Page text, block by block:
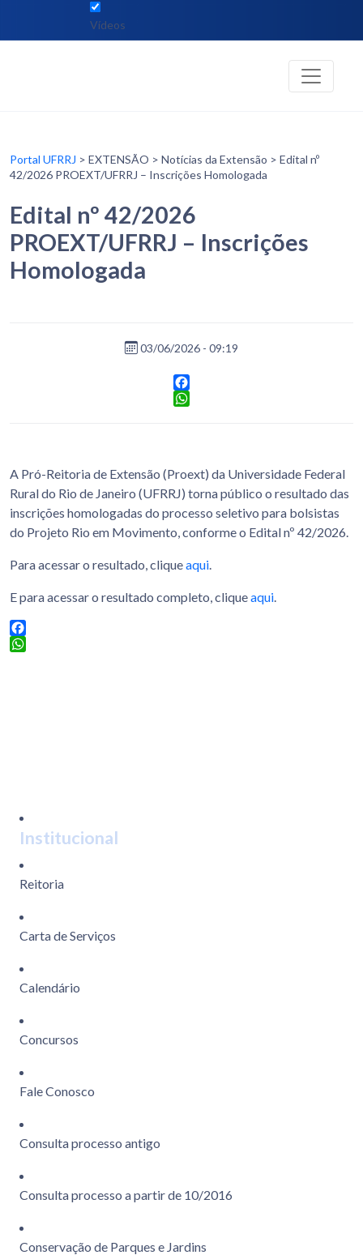
Vídeos
Portal UFRRJ > EXTENSÃO > Notícias da Extensão > Edital nº
42/2026 PROEXT/UFRRJ – Inscrições Homologada
Edital nº 42/2026
PROEXT/UFRRJ – Inscrições
Homologada
03/06/2026 - 09:19
Facebook
A Pró-Reitoria de Extensão (Proext) da Universidade Federal
Rural do Rio de Janeiro (UFRRJ) torna público o resultado das
inscrições homologadas do processo seletivo para bolsistas
do Projeto Rio em Movimento, conforme o Edital nº 42/2026.
Para acessar o resultado, cliqueaqui
E para acessar o resultado completo, cliqueaqui
Facebook
Institucional
Reitoria
Carta de Serviços
Calendário
Concursos
Fale Conosco
Consulta processo antigo
Consulta processo a partir de 10/2016
Conservação de Parques e Jardins